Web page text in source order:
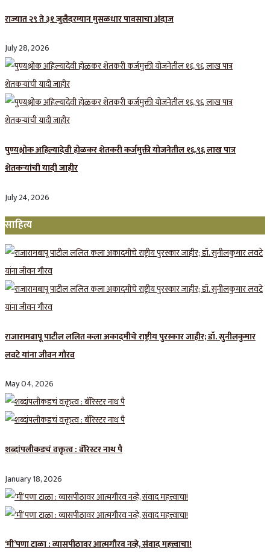
राज्यात २९ ते ३१ जुलैदरम्यान मुसळधार पावसाचा अंदाज
July 28, 2026
पुण्यश्लोक अहिल्यादेवी होळकर शेतकरी कर्जमुक्ती योजनेतील १६.९६ लाख पात्र
शेतकऱ्यांची यादी जाहीर
July 24, 2026
साहित्य
राजारामबापू पाटील ललित कला अकादमीचे राष्ट्रीय पुरस्कार जाहीर; डॉ. सुनीलकुमार
लवटे यांना जीवन गौरव
May 04, 2026
शब्दांपलीकडचं वक्तृत्व : बॅरिस्टर नाथ पै
January 18, 2026
‘मी’पणा टाळा : व्यासपीठावर आत्मगौरव नव्हे, संवाद महत्त्वाचा!